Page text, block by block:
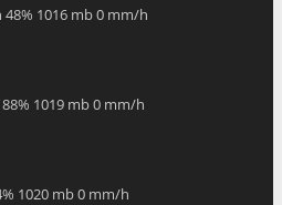
48% 1016 mb0 mm/h
88% 1019 mb0 mm/h
1020 mb0 mm/h